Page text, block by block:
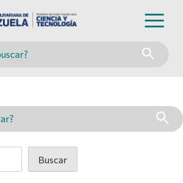
Buscar